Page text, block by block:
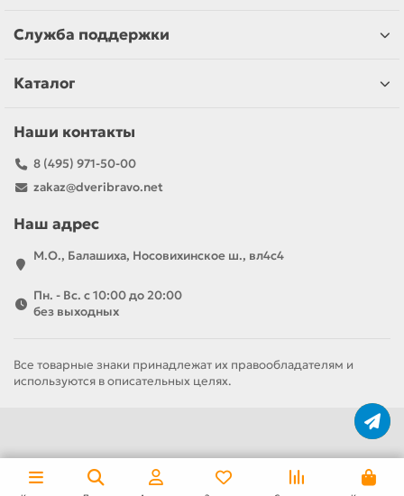
Служба поддержки
Каталог
Наши контакты
8 (495) 971-50-00
zakaz@dveribravo.net
Наш адрес
М.О., Балашиха, Носовихинское ш., вл4с4
Пн. - Вс. с 10:00 до 20:00
без выходных
Все товарные знаки принадлежат их правообладателям и
используются в описательных целях.